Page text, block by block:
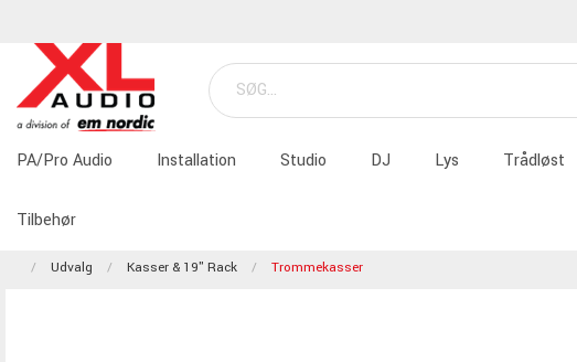
PA/Pro Audio Installation Studio DJ Lys Trådløst
Tilbehør
Udvalg Kasser & 19" Rack Trommekasser